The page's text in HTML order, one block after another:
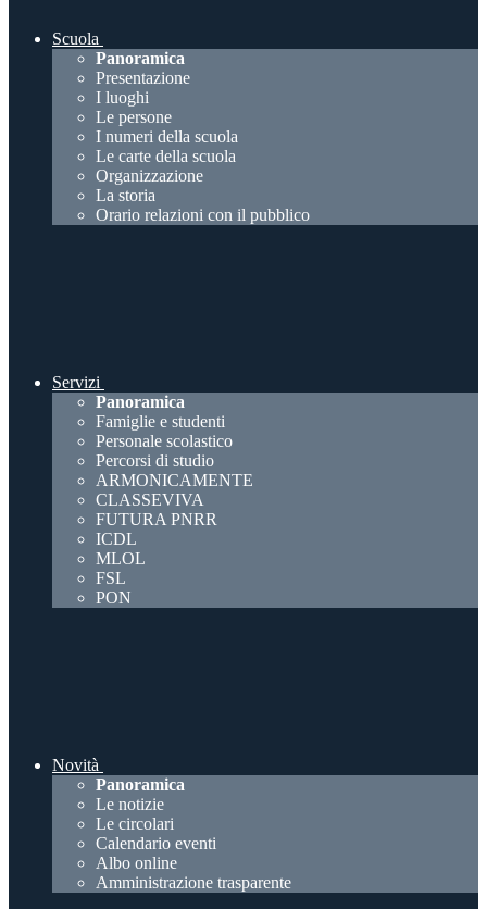
Scuola
Panoramica
Presentazione
I luoghi
Le persone
I numeri della scuola
Le carte della scuola
Organizzazione
La storia
Orario relazioni con il pubblico
Servizi
Panoramica
Famiglie e studenti
Personale scolastico
Percorsi di studio
ARMONICAMENTE
CLASSEVIVA
FUTURA PNRR
ICDL
MLOL
FSL
PON
Novità
Panoramica
Le notizie
Le circolari
Calendario eventi
Albo online
Amministrazione trasparente